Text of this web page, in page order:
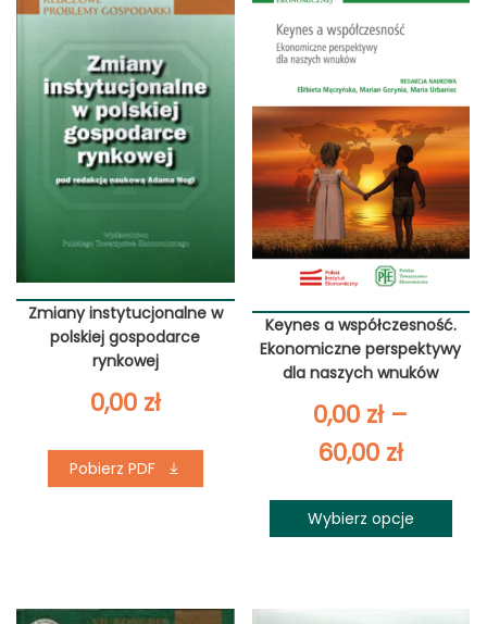
Zmiany instytucjonalne w
polskiej gospodarce
rynkowej
0,00 zł
Pobierz PDF
Keynes a współczesność.
Ekonomiczne perspektywy
dla naszych wnuków
0,00 zł –
60,00 złZakres
od
Wybierz opcje